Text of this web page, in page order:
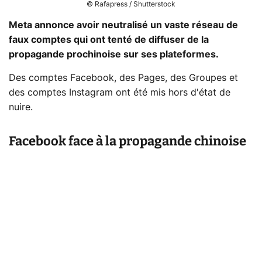
© Rafapress / Shutterstock
Meta annonce avoir neutralisé un vaste réseau de
faux comptes qui ont tenté de diffuser de la
propagande prochinoise sur ses plateformes.
Des comptes Facebook, des Pages, des Groupes et
des comptes Instagram ont été mis hors d'état de
nuire.
Facebook face à la propagande chinoise